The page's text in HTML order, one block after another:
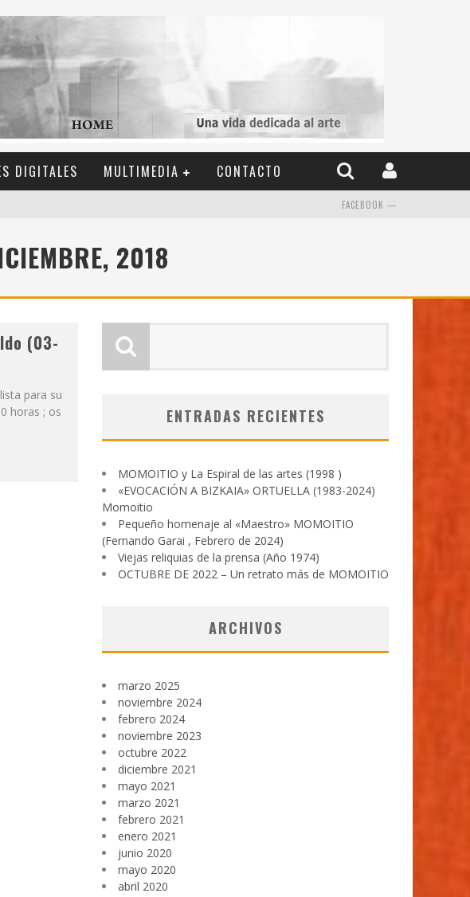
DIGITALES MULTIMEDIA CONTACTO
FACEBOOK —
2018
(03-
para su
horas ; os
ENTRADAS RECIENTES
MOMOITIO y La Espiral de las artes (1998 )
«EVOCACIÓN A BIZKAIA» ORTUELLA (1983-2024)
Momoitio
Pequeño homenaje al «Maestro» MOMOITIO
(Fernando Garai , Febrero de 2024)
Viejas reliquias de la prensa (Año 1974)
OCTUBRE DE 2022 – Un retrato más de MOMOITIO
ARCHIVOS
marzo 2025
noviembre 2024
febrero 2024
noviembre 2023
octubre 2022
diciembre 2021
mayo 2021
marzo 2021
febrero 2021
enero 2021
junio 2020
mayo 2020
abril 2020